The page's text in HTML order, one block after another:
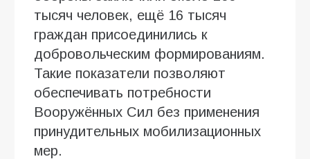
тысяч человек, ещё 16 тысяч
граждан присоединились к
добровольческим формированиям.
Такие показатели позволяют
обеспечивать потребности
Вооружённых Сил без применения
принудительных мобилизационных
мер.